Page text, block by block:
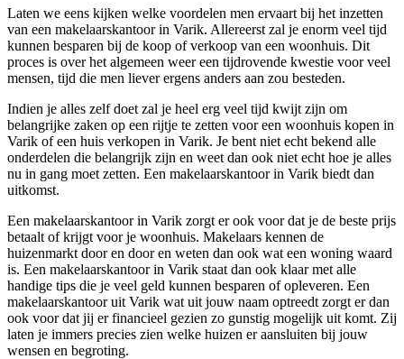
Laten we eens kijken welke voordelen men ervaart bij het inzetten
van een makelaarskantoor in Varik. Allereerst zal je enorm veel tijd
kunnen besparen bij de koop of verkoop van een woonhuis. Dit
proces is over het algemeen weer een tijdrovende kwestie voor veel
mensen, tijd die men liever ergens anders aan zou besteden.
Indien je alles zelf doet zal je heel erg veel tijd kwijt zijn om
belangrijke zaken op een rijtje te zetten voor een woonhuis kopen in
Varik of een huis verkopen in Varik. Je bent niet echt bekend alle
onderdelen die belangrijk zijn en weet dan ook niet echt hoe je alles
nu in gang moet zetten. Een makelaarskantoor in Varik biedt dan
uitkomst.
Een makelaarskantoor in Varik zorgt er ook voor dat je de beste prijs
betaalt of krijgt voor je woonhuis. Makelaars kennen de
huizenmarkt door en door en weten dan ook wat een woning waard
is. Een makelaarskantoor in Varik staat dan ook klaar met alle
handige tips die je veel geld kunnen besparen of opleveren. Een
makelaarskantoor uit Varik wat uit jouw naam optreedt zorgt er dan
ook voor dat jij er financieel gezien zo gunstig mogelijk uit komt. Zij
laten je immers precies zien welke huizen er aansluiten bij jouw
wensen en begroting.